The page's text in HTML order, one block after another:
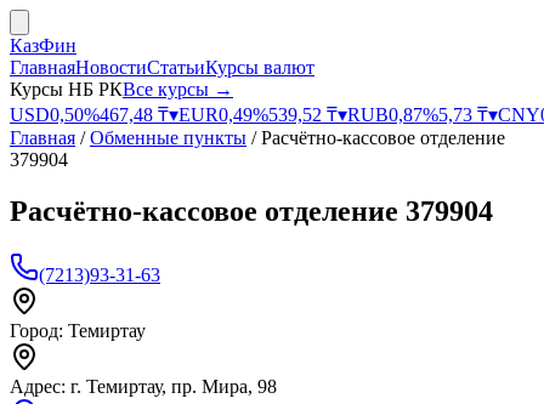
КазФин
ГлавнаяНовостиСтатьиКурсы валют
Курсы НБ РКВсе курсы →
USD0,50%467,48 ₸▾EUR0,49%539,52 ₸▾RUB0,87%5,73 ₸▾CNY
Главная /Обменные пункты /Расчётно-кассовое отделение
379904
Расчётно-кассовое отделение 379904
(7213)93-31-63
Город: Темиртау
Адрес: г. Темиртау, пр. Мира, 98